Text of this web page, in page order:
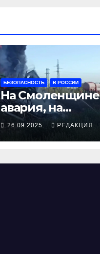
БЕЗОПАСНОСТЬ В РОССИИ
На Смоленщине
авария, на
Псковщине
взрыв
26.09.2025 РЕДАКЦИЯ